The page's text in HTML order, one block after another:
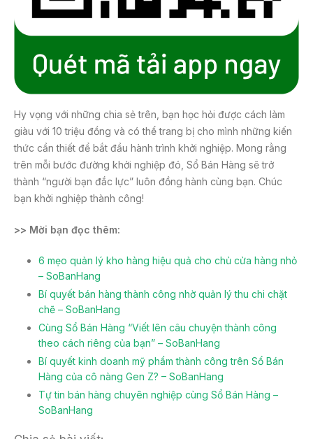
Hy vọng với những chia sẻ trên, bạn học hỏi được cách làm
giàu với 10 triệu đồng và có thể trang bị cho mình những kiến
thức cần thiết để bắt đầu hành trình khởi nghiệp. Mong rằng
trên mỗi bước đường khởi nghiệp đó, Sổ Bán Hàng sẽ trở
thành “người bạn đắc lực” luôn đồng hành cùng bạn. Chúc
bạn khởi nghiệp thành công!
>> Mời bạn đọc thêm:
6 mẹo quản lý kho hàng hiệu quả cho chủ cửa hàng nhỏ
– SoBanHang
Bí quyết bán hàng thành công nhờ quản lý thu chi chặt
chẽ – SoBanHang
Cùng Sổ Bán Hàng “Viết lên câu chuyện thành công
theo cách riêng của bạn” – SoBanHang
Bí quyết kinh doanh mỹ phẩm thành công trên Sổ Bán
Hàng của cô nàng Gen Z? – SoBanHang
Tự tin bán hàng chuyên nghiệp cùng Sổ Bán Hàng –
SoBanHang